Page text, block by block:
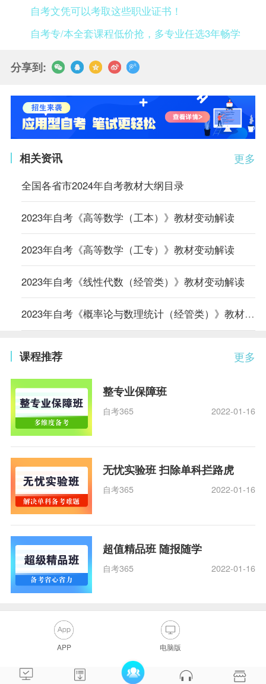
自考文凭可以考取这些职业证书！
自考专/本全套课程低价抢，多专业任选3年畅学
分享到:
更多
相关资讯
全国各省市2024年自考教材大纲目录
2023年自考《高等数学（工本）》教材变动解读
2023年自考《高等数学（工专）》教材变动解读
2023年自考《线性代数（经管类）》教材变动解读
2023年自考《概率论与数理统计（经管类）》教材变动解读
更多
课程推荐
整专业保障班
自考365 2022-01-16
无忧实验班 扫除单科拦路虎
自考365 2022-01-16
超值精品班 随报随学
自考365 2022-01-16
APP 电脑版